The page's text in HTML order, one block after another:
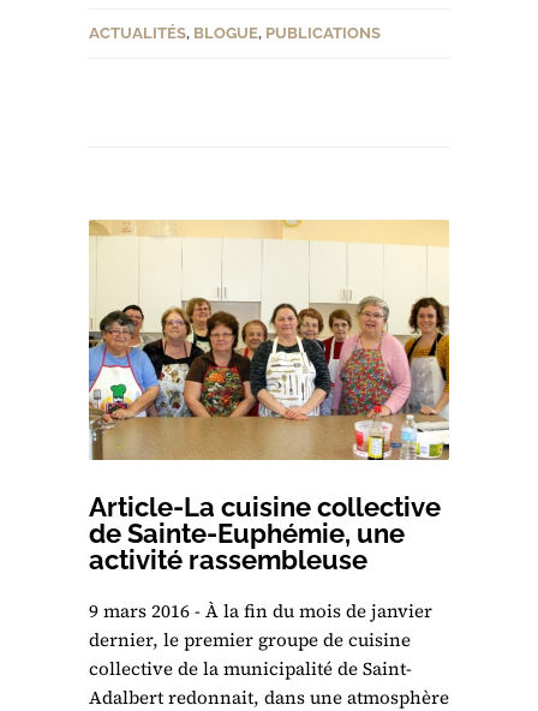
ACTUALITÉS, BLOGUE, PUBLICATIONS
Article-La cuisine collective
de Sainte-Euphémie, une
activité rassembleuse
9 mars 2016 - À la fin du mois de janvier
dernier, le premier groupe de cuisine
collective de la municipalité de Saint-
Adalbert redonnait, dans une atmosphère